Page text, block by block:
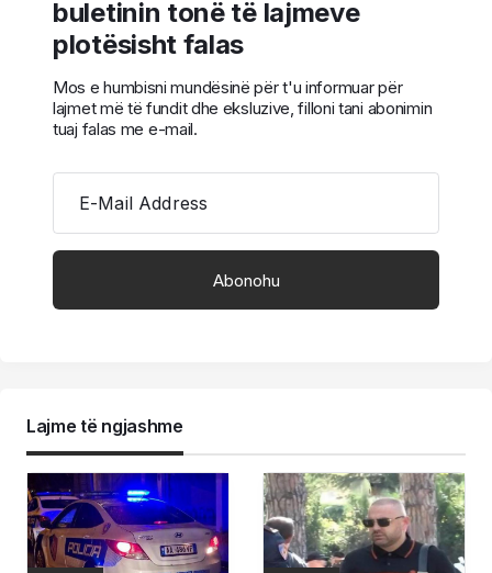
buletinin tonë të lajmeve
plotësisht falas
Mos e humbisni mundësinë për t'u informuar për
lajmet më të fundit dhe eksluzive, filloni tani abonimin
tuaj falas me e-mail.
E-Mail Address
Lajme të ngjashme